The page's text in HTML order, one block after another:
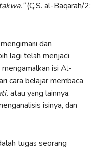
(Q.S. al-Baqarah/2:
dan
lagi telah menjadi
mengamalkan isi Al-
cara belajar membaca
atau yang lainnya.
isinya, dan
tugas seorang